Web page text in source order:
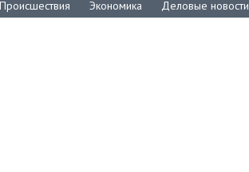
Происшествия Экономика Деловые новости